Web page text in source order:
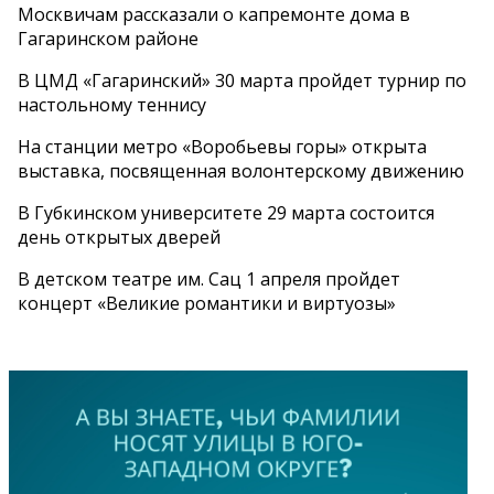
Москвичам рассказали о капремонте дома в
Гагаринском районе
В ЦМД «Гагаринский» 30 марта пройдет турнир по
настольному теннису
На станции метро «Воробьевы горы» открыта
выставка, посвященная волонтерскому движению
В Губкинском университете 29 марта состоится
день открытых дверей
В детском театре им. Сац 1 апреля пройдет
концерт «Великие романтики и виртуозы»